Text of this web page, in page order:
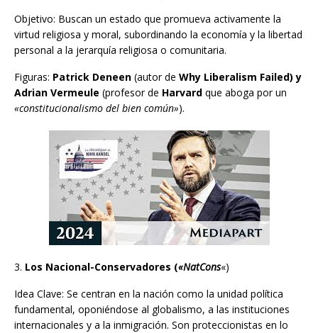
Objetivo: Buscan un estado que promueva activamente la
virtud religiosa y moral, subordinando la economía y la libertad
personal a la jerarquía religiosa o comunitaria.
Figuras: Patrick Deneen (autor de Why Liberalism Failed) y
Adrian Vermeule (profesor de Harvard que aboga por un
«constitucionalismo del bien común»).
3. Los Nacional-Conservadores («NatCons«)
Idea Clave: Se centran en la nación como la unidad política
fundamental, oponiéndose al globalismo, a las instituciones
internacionales y a la inmigración. Son proteccionistas en lo